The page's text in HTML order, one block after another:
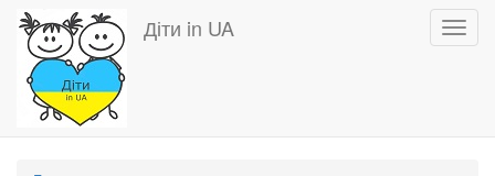
Перейти
основного
вмісту
Діти in UA